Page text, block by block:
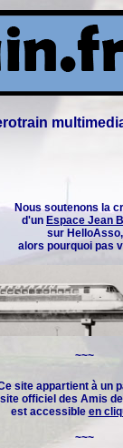
Nous soutenons la
d'un Espace Jean
sur HelloAsso,
alors pourquoi pas
~~~
site appartient à un
site officiel des Amis
est accessible en
~~~